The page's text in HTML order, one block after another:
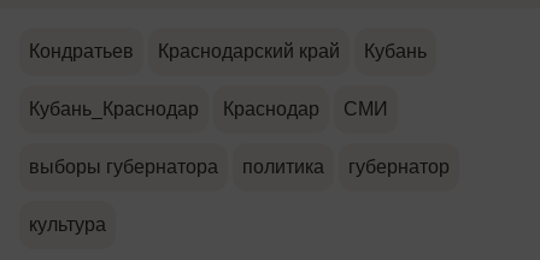
Кондратьев Краснодарский край Кубань
Кубань_Краснодар Краснодар СМИ
выборы губернатора политика губернатор
культура